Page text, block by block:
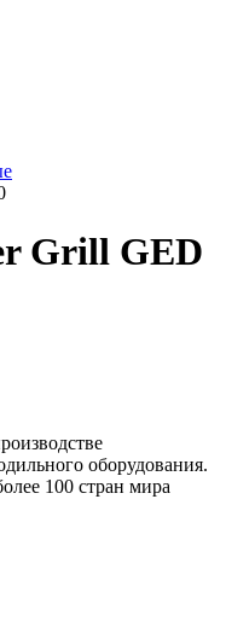
Grill GED
оборудования.
100 стран мира